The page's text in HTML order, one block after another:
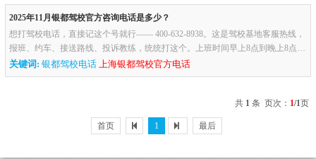
2025年11月银都驾校官方咨询电话是多少？
想打驾校电话，直接记这个号就行—— 400-632-8938。这是驾校基地客服热线，
报班、约车、接送路线、投诉教练，统统打这个。上班时间早上8点到晚上8点，
基本秒接，不用转来转去。记得加通讯录，备注“银...
关键词: 银都驾校电话 上海银都驾校官方电话
共 1 条 页次： 1/1页
首页 1 最后